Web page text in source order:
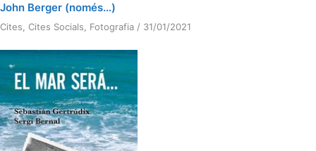
John Berger (només…)
Cites Cites Socials Fotografia / 31/01/2021